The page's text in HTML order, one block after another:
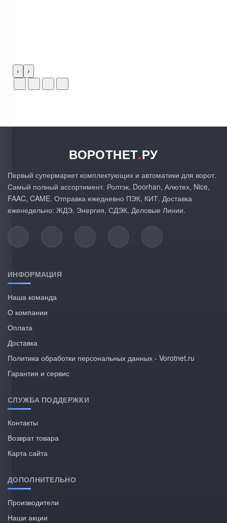
‹ ›
ВОРОТНЕТ.РУ
Первый супермаркет комплектующих и автоматики для ворот.
Самый полный ассортимент. Ролтэк, Doorhan, Алютех, Nice,
FAAC, CAME. Отправка ежедневно ПЭК, КИТ. Доставка
еженедельно: ЖДЭ, Энергия, СДЭК, Деловые Линии.
ИНФОРМАЦИЯ
Наша команда
О компании
Оплата
Доставка
Политика обработки персональных данных - Vorotnet.ru
Гарантия и сервис
СЛУЖБА ПОДДЕРЖКИ
Контакты
Возврат товара
Карта сайта
ДОПОЛНИТЕЛЬНО
Производители
Наши акции